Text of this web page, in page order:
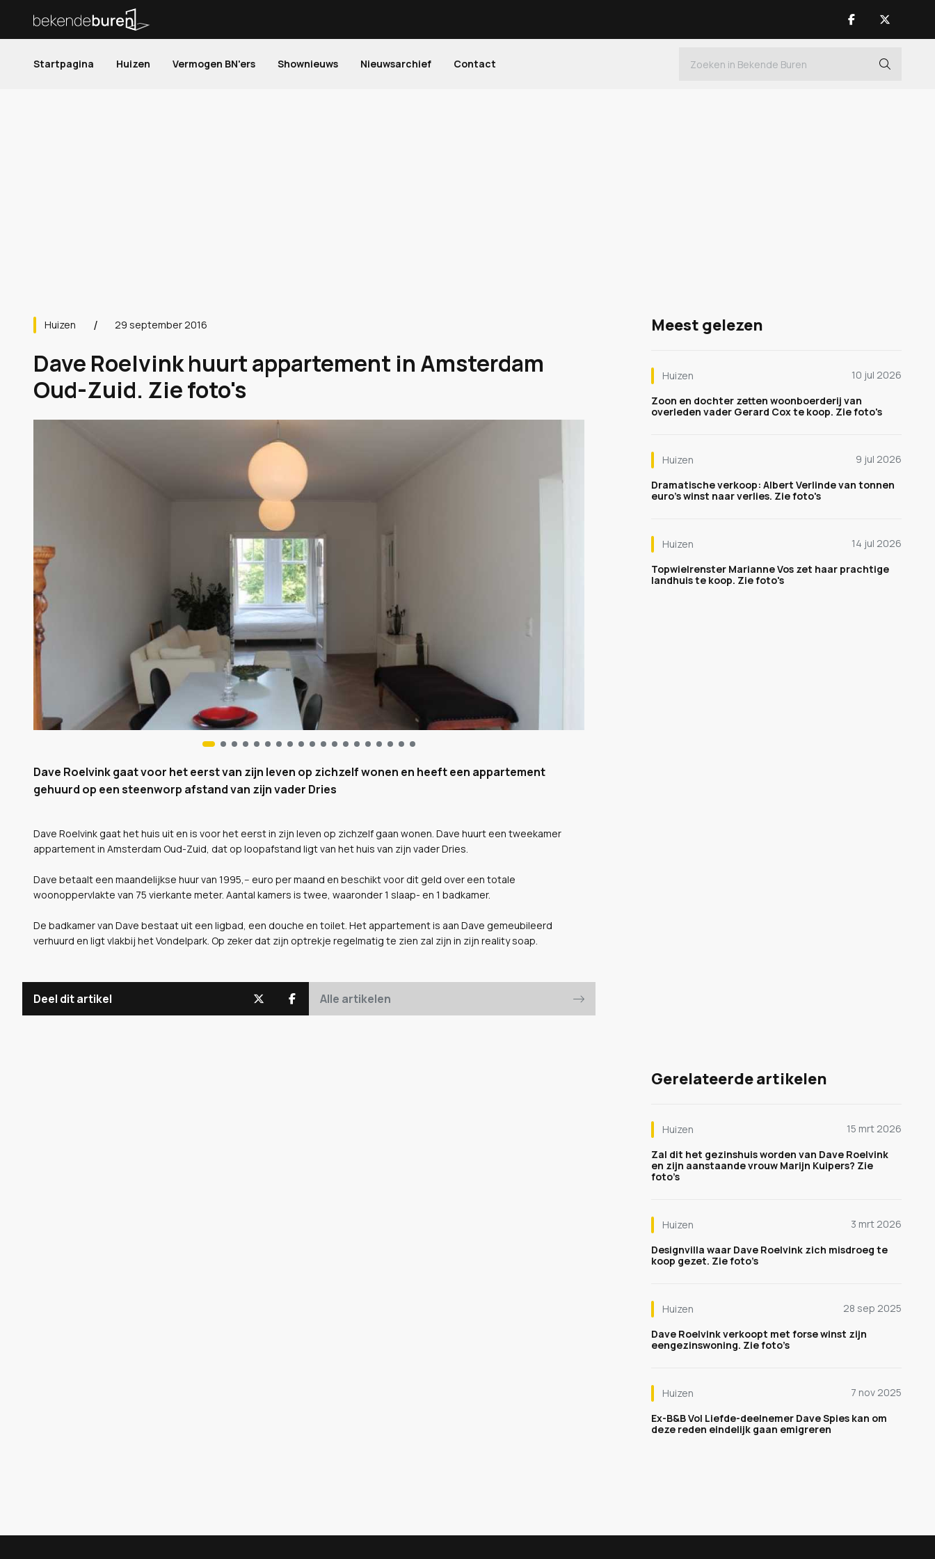
Startpagina Huizen Vermogen BN'ers Shownieuws Nieuwsarchief Contact
Huizen 29 september 2016
Dave Roelvink huurt appartement in Amsterdam
Oud-Zuid. Zie foto's
Dave Roelvink gaat voor het eerst van zijn leven op zichzelf wonen en heeft een appartement
gehuurd op een steenworp afstand van zijn vader Dries
Dave Roelvink gaat het huis uit en is voor het eerst in zijn leven op zichzelf gaan wonen. Dave huurt een tweekamer
appartement in Amsterdam Oud-Zuid, dat op loopafstand ligt van het huis van zijn vader Dries.
Dave betaalt een maandelijkse huur van 1995,-- euro per maand en beschikt voor dit geld over een totale
woonoppervlakte van 75 vierkante meter. Aantal kamers is twee, waaronder 1 slaap- en 1 badkamer.
De badkamer van Dave bestaat uit een ligbad, een douche en toilet. Het appartement is aan Dave gemeubileerd
verhuurd en ligt vlakbij het Vondelpark. Op zeker dat zijn optrekje regelmatig te zien zal zijn in zijn reality soap.
Deel dit artikel Alle artikelen
Meest gelezen
Huizen
10 jul 2026
Zoon en dochter zetten woonboerderij van
overleden vader Gerard Cox te koop. Zie foto's
Huizen
9 jul 2026
Dramatische verkoop: Albert Verlinde van tonnen
euro's winst naar verlies. Zie foto's
Huizen
14 jul 2026
Topwielrenster Marianne Vos zet haar prachtige
landhuis te koop. Zie foto's
Gerelateerde artikelen
Huizen
15 mrt 2026
Zal dit het gezinshuis worden van Dave Roelvink
en zijn aanstaande vrouw Marijn Kuipers? Zie
foto’s
Huizen
3 mrt 2026
Designvilla waar Dave Roelvink zich misdroeg te
koop gezet. Zie foto’s
Huizen
28 sep 2025
Dave Roelvink verkoopt met forse winst zijn
eengezinswoning. Zie foto’s
Huizen
7 nov 2025
Ex-B&B Vol Liefde-deelnemer Dave Spies kan om
deze reden eindelijk gaan emigreren